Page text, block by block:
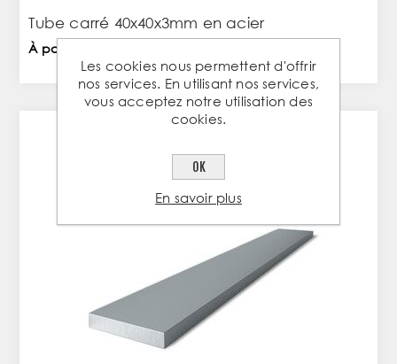
Tube carré 40x40x3mm en acier
À partir de 7,74 € TTC / PC
Les cookies nous permettent d'offrir
nos services. En utilisant nos services,
vous acceptez notre utilisation des
cookies.
OK
En savoir plus